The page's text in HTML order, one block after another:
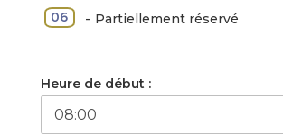
·
06 - Partiellement réservé
Heure de début :